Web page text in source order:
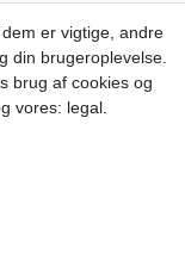
er vigtige, andre
din brugeroplevelse.
brug af cookies og
vores: legal.